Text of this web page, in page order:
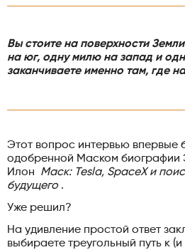
Вы стоите на поверхности
на юг, одну милю на запад и
заканчиваете именно там, где
Этот вопрос интервью впервые
одобренной Маском биографии
Илон Маск: Tesla, SpaceX и
будущего.
Уже решил?
На удивление простой ответ
выбираете треугольный путь к